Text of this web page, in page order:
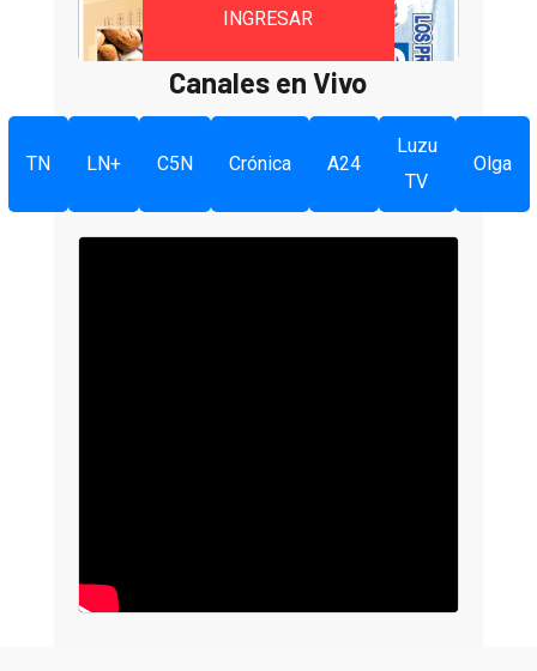
INGRESAR
Canales en Vivo
TN LN+ C5N Crónica A24
Luzu
TV
Olga